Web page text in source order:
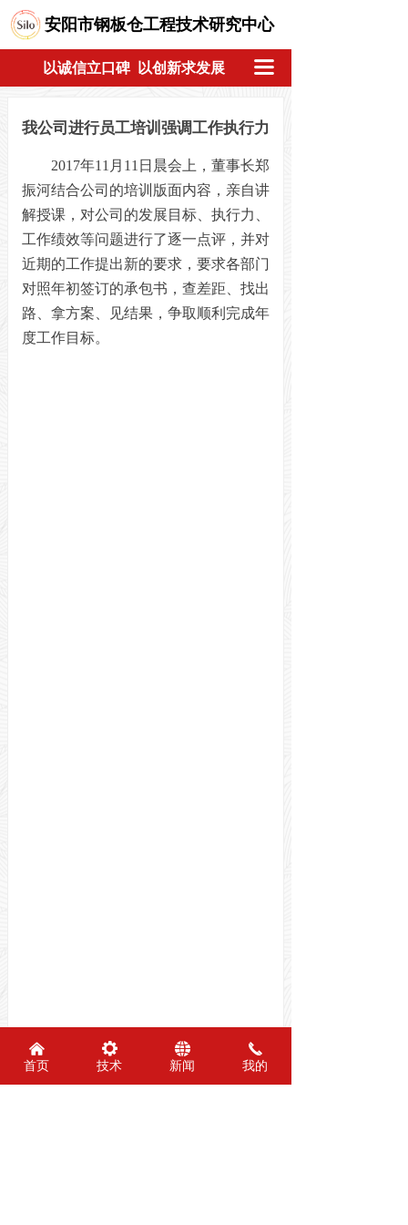
安阳市钢板仓工程技术研究中心
以诚信立口碑 以创新求发展 끀
我公司进行员工培训强调工作执行力
2017年11月11日晨会上，董事长郑
振河结合公司的培训版面内容，亲自讲
解授课，对公司的发展目标、执行力、
工作绩效等问题进行了逐一点评，并对
近期的工作提出新的要求，要求各部门
对照年初签订的承包书，查差距、找出
路、拿方案、见结果，争取顺利完成年
度工作目标。
낀
首页
끶
技术
뀁
新闻
끅
我的